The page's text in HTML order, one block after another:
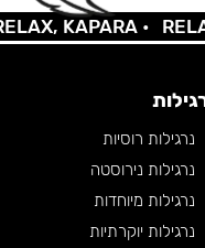
KAPARA •
נרגילות רוסיות
נרגילות נירוסטה
נרגילות מיוחדות
נרגילות יוקרתיות